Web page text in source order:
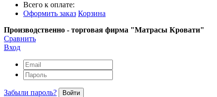
Всего к оплате:
Оформить заказ Корзина
Производственно - торговая фирма "Матрасы Кровати"
Сравнить
Вход
Забыли пароль? Войти